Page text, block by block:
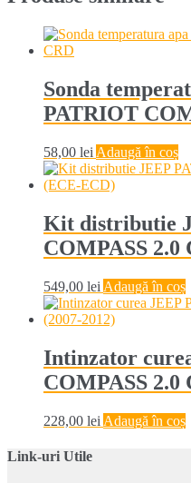
Sonda
PATRIOT
58,00 lei Adaugă în coș
Kit distributie
COMPASS 2.0
549,00 lei Adaugă în coș
Intinzator
COMPASS 2.0
228,00 lei Adaugă în coș
Link-uri Utile